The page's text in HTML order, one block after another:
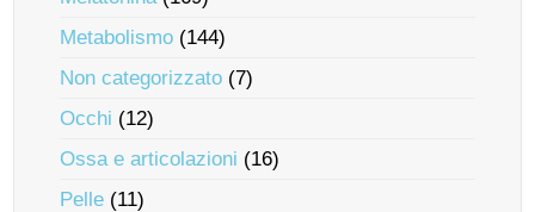
Metabolismo (144)
Non categorizzato (7)
Occhi (12)
Ossa e articolazioni (16)
Pelle (11)